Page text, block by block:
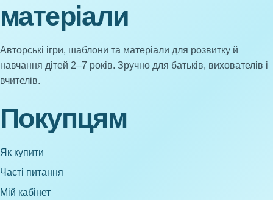
матеріали
Авторські ігри, шаблони та матеріали для розвитку й
навчання дітей 2–7 років. Зручно для батьків, вихователів і
вчителів.
Покупцям
Як купити
Часті питання
Мій кабінет